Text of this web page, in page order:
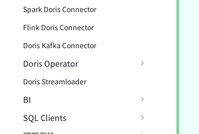
Spark Doris Connector
Flink Doris Connector
Doris Kafka Connector
Doris Operator
Doris Streamloader
BI
SQL Clients